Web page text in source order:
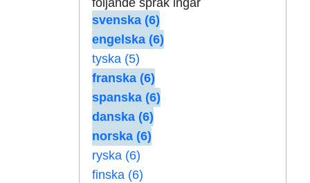
följande språk ingår
svenska (6)
engelska (6)
tyska (5)
franska (6)
spanska (6)
danska (6)
norska (6)
ryska (6)
finska (6)